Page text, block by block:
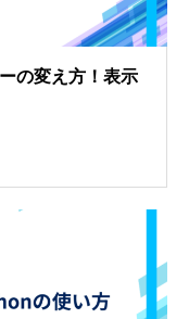
の変え方！表示